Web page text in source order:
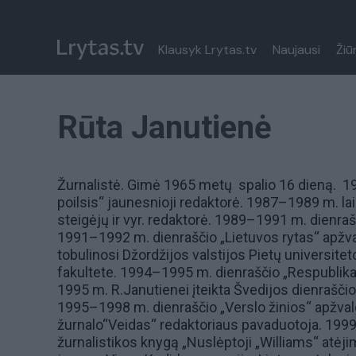
Klausyk Lrytas.tv Naujausi
Rūta Janutienė
Žurnalistė. Gimė 1965 metų spalio 16 dieną.
poilsis“ jaunesnioji redaktorė. 1987–1989 m.
steigėjų ir vyr. redaktorė. 1989–1991 m.
1991–1992 m. dienraščio „Lietuvos rytas“
tobulinosi Džordžijos valstijos Pietų
fakultete. 1994–1995 m. dienraščio
1995 m. R.Janutienei įteikta Švedijos
1995–1998 m. dienraščio „Verslo žinios“
žurnalo“Veidas“ redaktoriaus pavaduotoja.
žurnalistikos knygą „Nuslėptoji „Williams“